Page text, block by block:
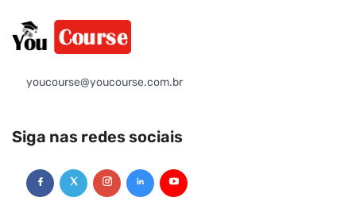
youcourse@youcourse.com.br
Siga nas redes sociais